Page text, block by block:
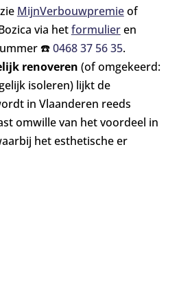
MijnVerbouwpremieof
via hetformulieren
☎️0468 37 56 35.
renoveren (of omgekeerd:
isoleren) lijkt de
in Vlaanderen reeds
omwille van het voordeel in
het esthetische er